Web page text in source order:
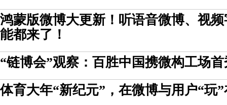
鸿蒙版微博大更新！听语音微博、视
能都来了！
“链博会”观察：百胜中国携微构工场
体育大年“新纪元”，在微博与用户“玩